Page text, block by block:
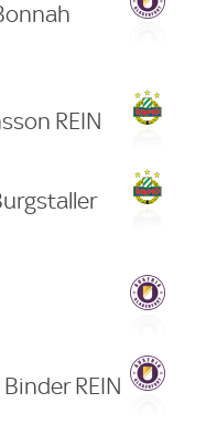
REIN
REIN